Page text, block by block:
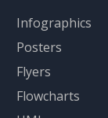
Infographics
Posters
Flyers
Flowcharts